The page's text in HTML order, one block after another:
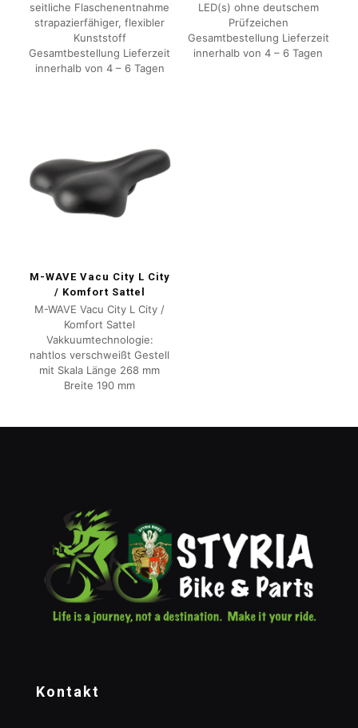
seitliche Flaschenentnahme
strapazierfähiger, flexibler
Kunststoff
Gesamtbestellung Lieferzeit
innerhalb von 4 – 6 Tagen
LED(s) ohne deutschem
Prüfzeichen
Gesamtbestellung Lieferzeit
innerhalb von 4 – 6 Tagen
M-WAVE Vacu City L City
/ Komfort Sattel
M-WAVE Vacu City L City /
Komfort Sattel
Vakkuumtechnologie:
nahtlos verschweißt Gestell
mit Skala Länge 268 mm
Breite 190 mm
Kontakt